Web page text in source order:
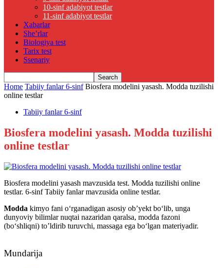
10-sinf adabiyot testlar
11-sinf adabiyot testlar
Xabarlar
She’rlar
Biologiya test
Tarix test
Ssenariy
Home Tabiiy fanlar 6-sinf Biosfera modelini yasash. Modda tuzilishi
online testlar
Tabiiy fanlar 6-sinf
Biosfera modelini yasash. Modda tuzilishi
online testlar
Biosfera modelini yasash mavzusida test. Modda tuzilishi online
testlar. 6-sinf Tabiiy fanlar mavzusida online testlar.
Modda kimyo fani oʻrganadigan asosiy ob’yekt boʻlib, unga
dunyoviy bilimlar nuqtai nazaridan qaralsa, modda fazoni
(boʻshliqni) to’ldirib turuvchi, massaga ega boʻlgan materiyadir.
Mundarija